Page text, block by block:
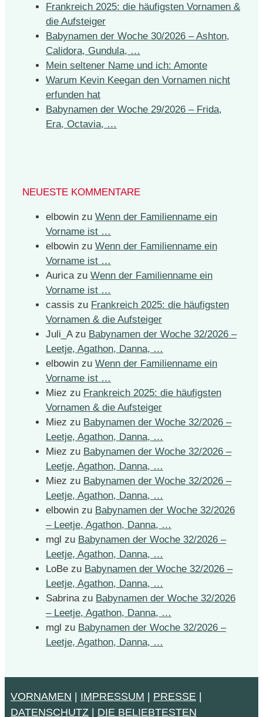
Frankreich 2025: die häufigsten Vornamen &
die Aufsteiger
Babynamen der Woche 30/2026 – Ashton,
Calidora, Gundula, …
Mein seltener Name und ich: Amonte
Warum Kevin Keegan den Vornamen nicht
erfunden hat
Babynamen der Woche 29/2026 – Frida,
Era, Octavia, …
NEUESTE KOMMENTARE
elbowin zu Wenn der Familienname ein
Vorname ist …
elbowin zu Wenn der Familienname ein
Vorname ist …
Auricazu Wenn der Familienname ein
Vorname ist …
cassis zu Frankreich 2025: die häufigsten
Vornamen & die Aufsteiger
Juli_Azu Babynamen der Woche 32/2026 –
Leetje, Agathon, Danna, …
elbowin zu Wenn der Familienname ein
Vorname ist …
Miez zu Frankreich 2025: die häufigsten
Vornamen & die Aufsteiger
Miez zu Babynamen der Woche 32/2026 –
Leetje, Agathon, Danna, …
Miez zu Babynamen der Woche 32/2026 –
Leetje, Agathon, Danna, …
Miez zu Babynamen der Woche 32/2026 –
Leetje, Agathon, Danna, …
elbowin zu Babynamen der Woche 32/2026
– Leetje, Agathon, Danna, …
mgl zu Babynamen der Woche 32/2026 –
Leetje, Agathon, Danna, …
LoBe zu Babynamen der Woche 32/2026 –
Leetje, Agathon, Danna, …
Sabrinazu Babynamen der Woche 32/2026
– Leetje, Agathon, Danna, …
mgl zu Babynamen der Woche 32/2026 –
Leetje, Agathon, Danna, …
VORNAMEN IMPRESSUM PRESSE
DATENSCHUTZ
DIE BELIEBTESTEN